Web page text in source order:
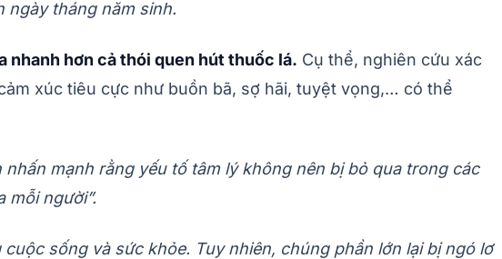
ngày tháng năm sinh.
nhanh hơn cả thói quen hút thuốc lá. Cụ thể, nghiên cứu xác
xúc tiêu cực như buồn bã, sợ hãi, tuyệt vọng,… có thể
mạnh rằng yếu tố tâm lý không nên bị bỏ qua trong các
mỗi người”.
sống và sức khỏe. Tuy nhiên, chúng phần lớn lại bị ngó lơ